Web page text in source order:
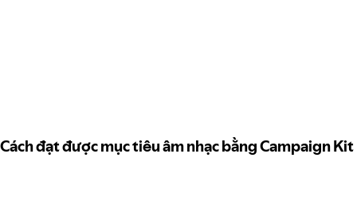
Cách đạt được mục tiêu âm nhạc bằng Campaign Kit